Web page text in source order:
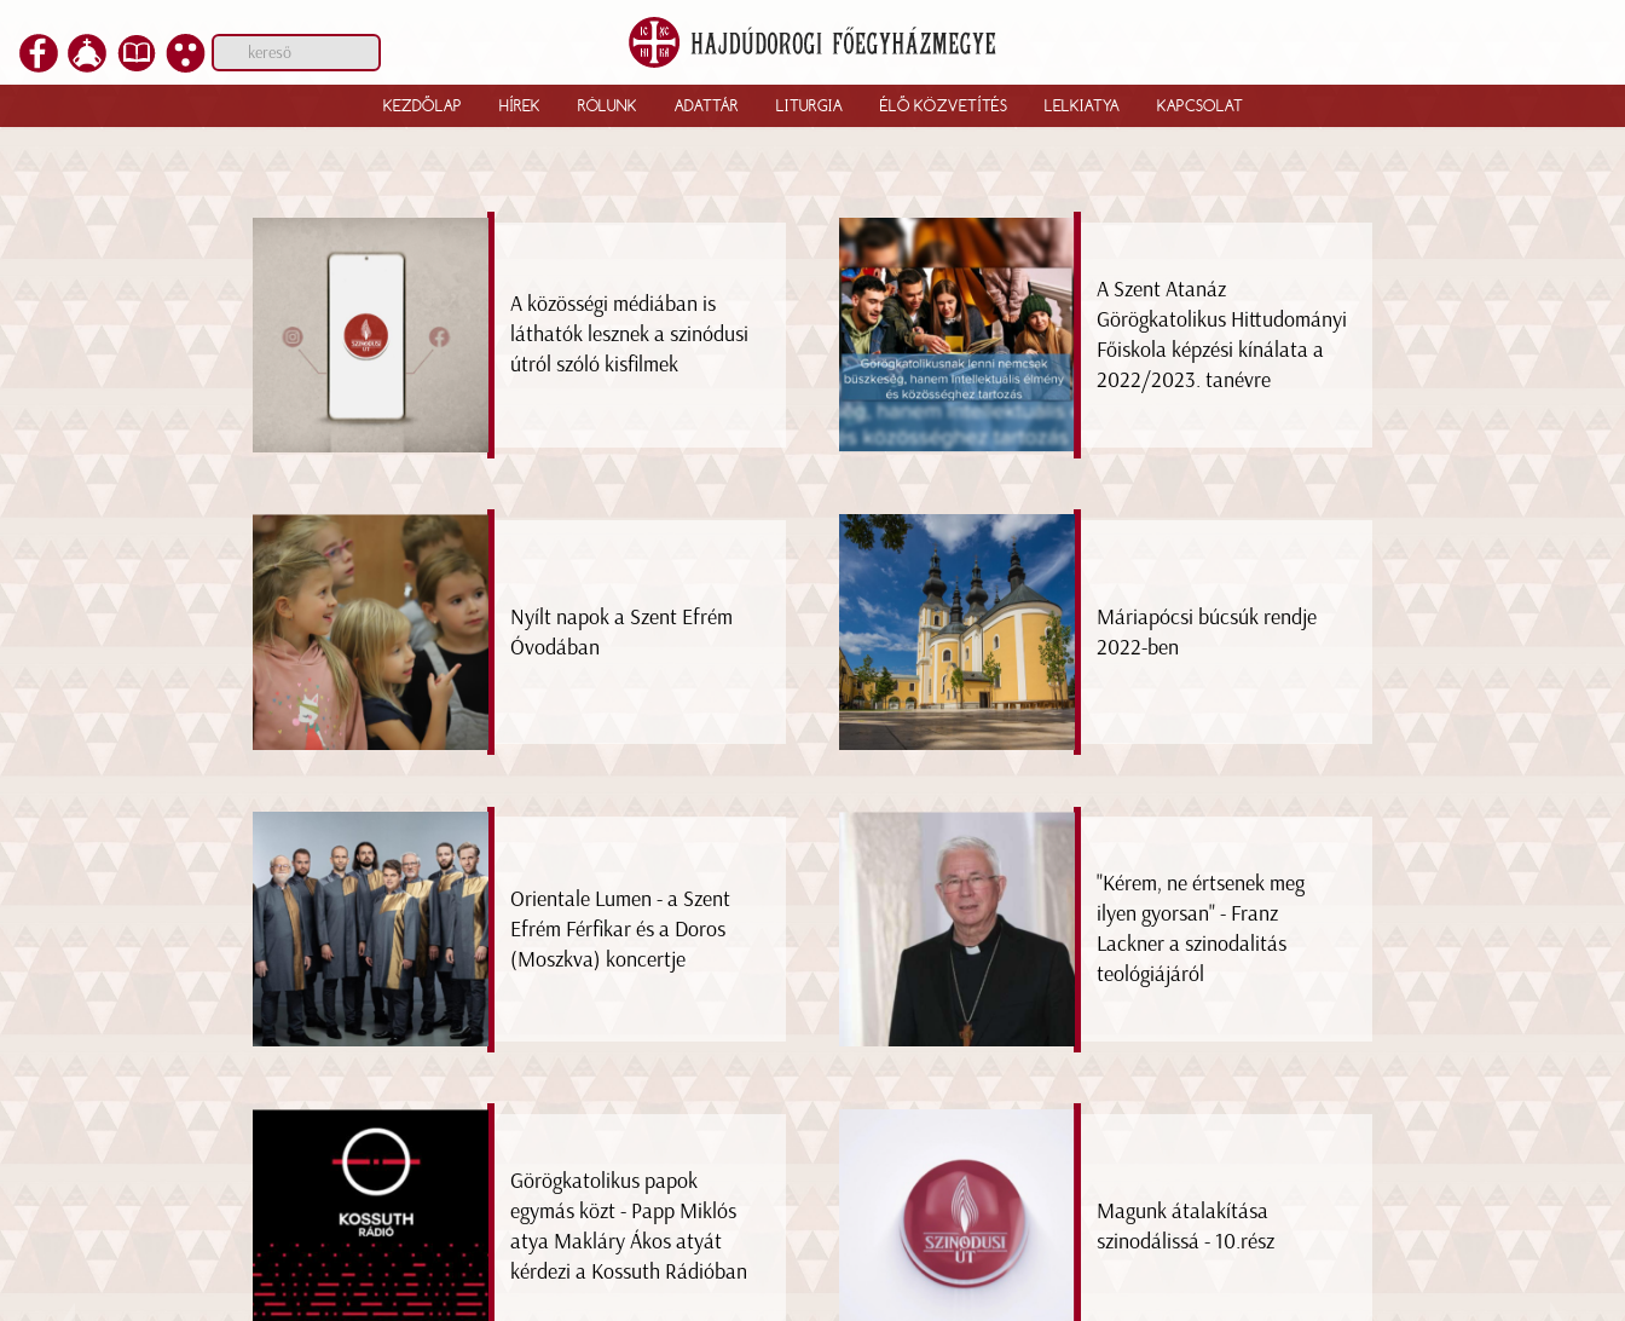
KEZDŐLAP HÍREK RÓLUNK ADATTÁR LITURGIA ÉLŐ KÖZVETÍTÉS LELKIATYA KAPCSOLAT
A közösségi médiában is
láthatók lesznek a szinódusi
útról szóló kisfilmek
A Szent Atanáz
Görögkatolikus Hittudományi
Főiskola képzési kínálata a
2022/2023. tanévre
Nyílt napok a Szent Efrém
Óvodában
Máriapócsi búcsúk rendje
2022-ben
Orientale Lumen - a Szent
Efrém Férfikar és a Doros
(Moszkva) koncertje
"Kérem, ne értsenek meg
ilyen gyorsan" - Franz
Lackner a szinodalitás
teológiájáról
Görögkatolikus papok
egymás közt - Papp Miklós
atya Makláry Ákos atyát
kérdezi a Kossuth Rádióban
Magunk átalakítása
szinodálissá - 10.rész